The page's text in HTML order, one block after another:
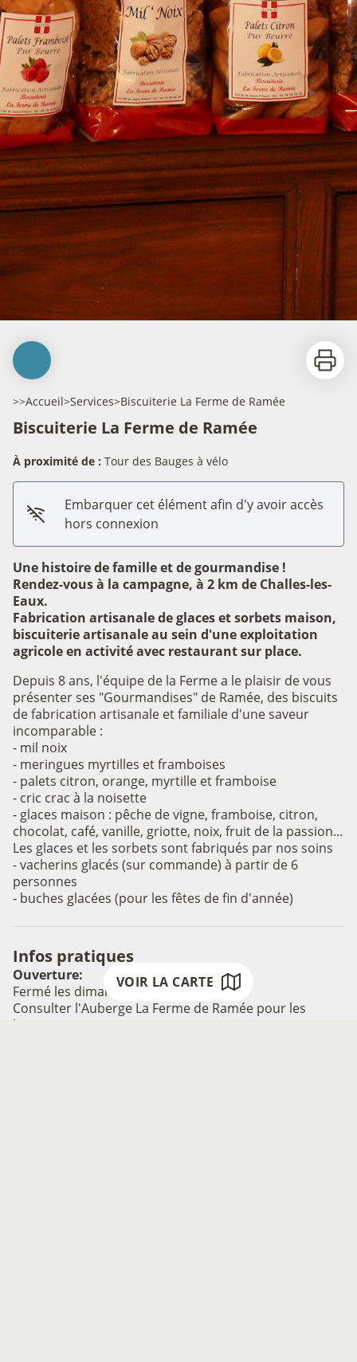
VOIR LA CARTE
Voir l'image en plein écran
>>Accueil>Services>Biscuiterie La Ferme de Ramée
Biscuiterie La Ferme de Ramée
À proximité de : Tour des Bauges à vélo
Embarquer cet élément afin d'y avoir accès
hors connexion
Une histoire de famille et de gourmandise !
Rendez-vous à la campagne, à 2 km de Challes-les-
Eaux.
Fabrication artisanale de glaces et sorbets maison,
biscuiterie artisanale au sein d'une exploitation
agricole en activité avec restaurant sur place.
Depuis 8 ans, l'équipe de la Ferme a le plaisir de vous
présenter ses "Gourmandises" de Ramée, des biscuits
de fabrication artisanale et familiale d'une saveur
incomparable :
- mil noix
- meringues myrtilles et framboises
- palets citron, orange, myrtille et framboise
- cric crac à la noisette
- glaces maison : pêche de vigne, framboise, citron,
chocolat, café, vanille, griotte, noix, fruit de la passion...
Les glaces et les sorbets sont fabriqués par nos soins
- vacherins glacés (sur commande) à partir de 6
personnes
- buches glacées (pour les fêtes de fin d'année)
Infos pratiques
Ouverture:
Fermé les dimanches soir et les lundis.
Consulter l'Auberge La Ferme de Ramée pour les
horaires.